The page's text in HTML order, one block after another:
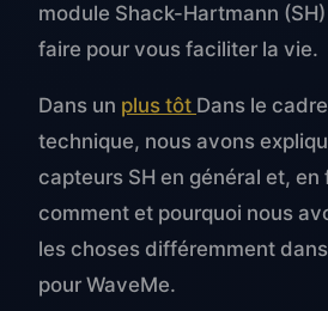
module Shack-Hartmann
faire pour vous faciliter la vie.
Dans un plus tôt Dans le
technique, nous avons
capteurs SH en général et,
comment et pourquoi nous
les choses différemment
pour WaveMe.